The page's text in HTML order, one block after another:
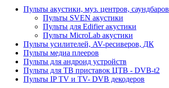
Пульты акустики, муз. центров, саундбаров
Пульты SVEN акустики
Пульты для Edifier акустики
Пульты MicroLab акустики
Пульты усилителей, AV-ресиверов, ДК
Пульты медиа плееров
Пульты для андроид устройств
Пульты для ТВ приставок ЦТВ - DVB-t2
Пульты IP TV и TV- DVB декодеров